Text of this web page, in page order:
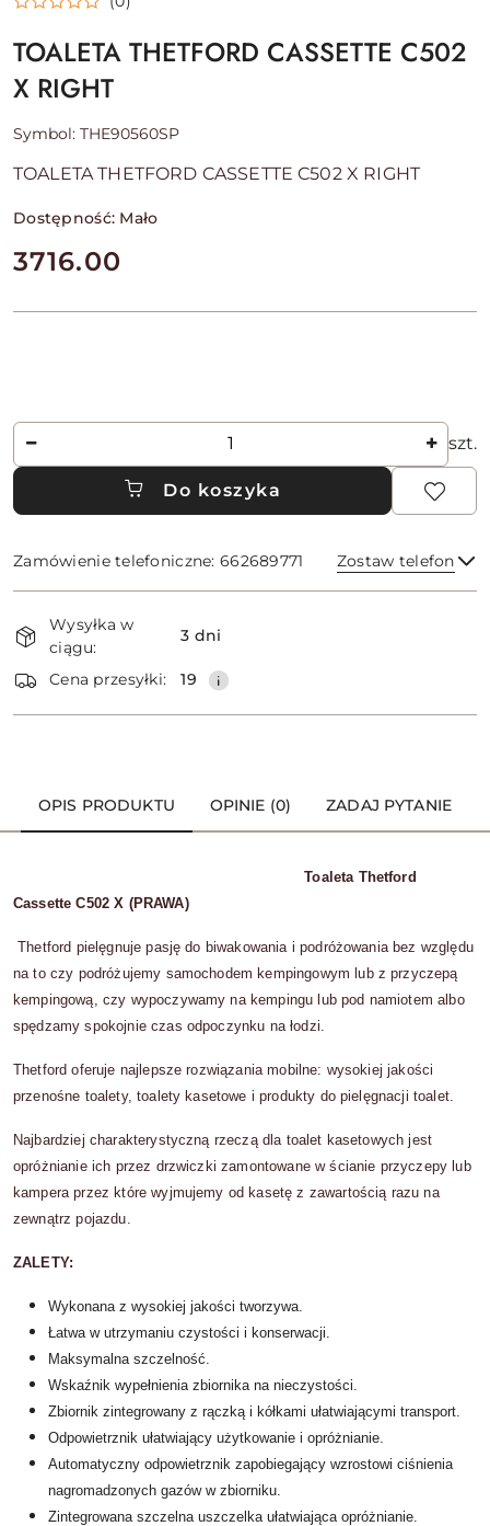
TOALETA THETFORD CASSETTE C502
X RIGHT
Symbol: THE90560SP
TOALETA THETFORD CASSETTE C502 X RIGHT
Dostępność: Mało
cena:
3716.00
Ilość szt.
Do koszyka
Zamówienie telefoniczne: 662689771 Zostaw telefon
Dostępność
i
dostawa
Wysyłka w
ciągu:
3 dni
Cena przesyłki: 19
OPIS PRODUKTU OPINIE (0) ZADAJ PYTANIE
Toaleta Thetford
Cassette C502 X (PRAWA)
Thetford pielęgnuje pasję do biwakowania i podróżowania bez względu
na to czy podróżujemy samochodem kempingowym lub z przyczepą
kempingową, czy wypoczywamy na kempingu lub pod namiotem albo
spędzamy spokojnie czas odpoczynku na łodzi.
Thetford oferuje najlepsze rozwiązania mobilne: wysokiej jakości
przenośne toalety, toalety kasetowe i produkty do pielęgnacji toalet.
Najbardziej charakterystyczną rzeczą dla toalet kasetowych jest
opróżnianie ich przez drzwiczki zamontowane w ścianie przyczepy lub
kampera przez które wyjmujemy od kasetę z zawartością razu na
zewnątrz pojazdu.
ZALETY:
Wykonana z wysokiej jakości tworzywa.
Łatwa w utrzymaniu czystości i konserwacji.
Maksymalna szczelność.
Wskaźnik wypełnienia zbiornika na nieczystości.
Zbiornik zintegrowany z rączką i kółkami ułatwiającymi transport.
Odpowietrznik ułatwiający użytkowanie i opróżnianie.
Automatyczny odpowietrznik zapobiegający wzrostowi ciśnienia
nagromadzonych gazów w zbiorniku.
Zintegrowana szczelna uszczelka ułatwiająca opróżnianie.